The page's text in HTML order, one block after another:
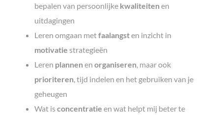
bepalen van persoonlijke kwaliteiten en
uitdagingen
Leren omgaan metfaalangsten inzicht in
motivatie strategieën
Leren plannen en organiseren , maar ook
prioriteren , tijd indelen en het gebruiken van je
geheugen
Wat is concentratie en wat helpt mij beter te